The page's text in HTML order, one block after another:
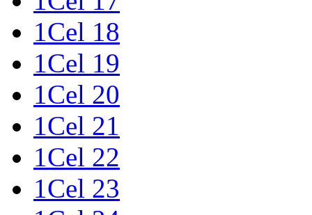
1Cel 18
1Cel 19
1Cel 20
1Cel 21
1Cel 22
1Cel 23